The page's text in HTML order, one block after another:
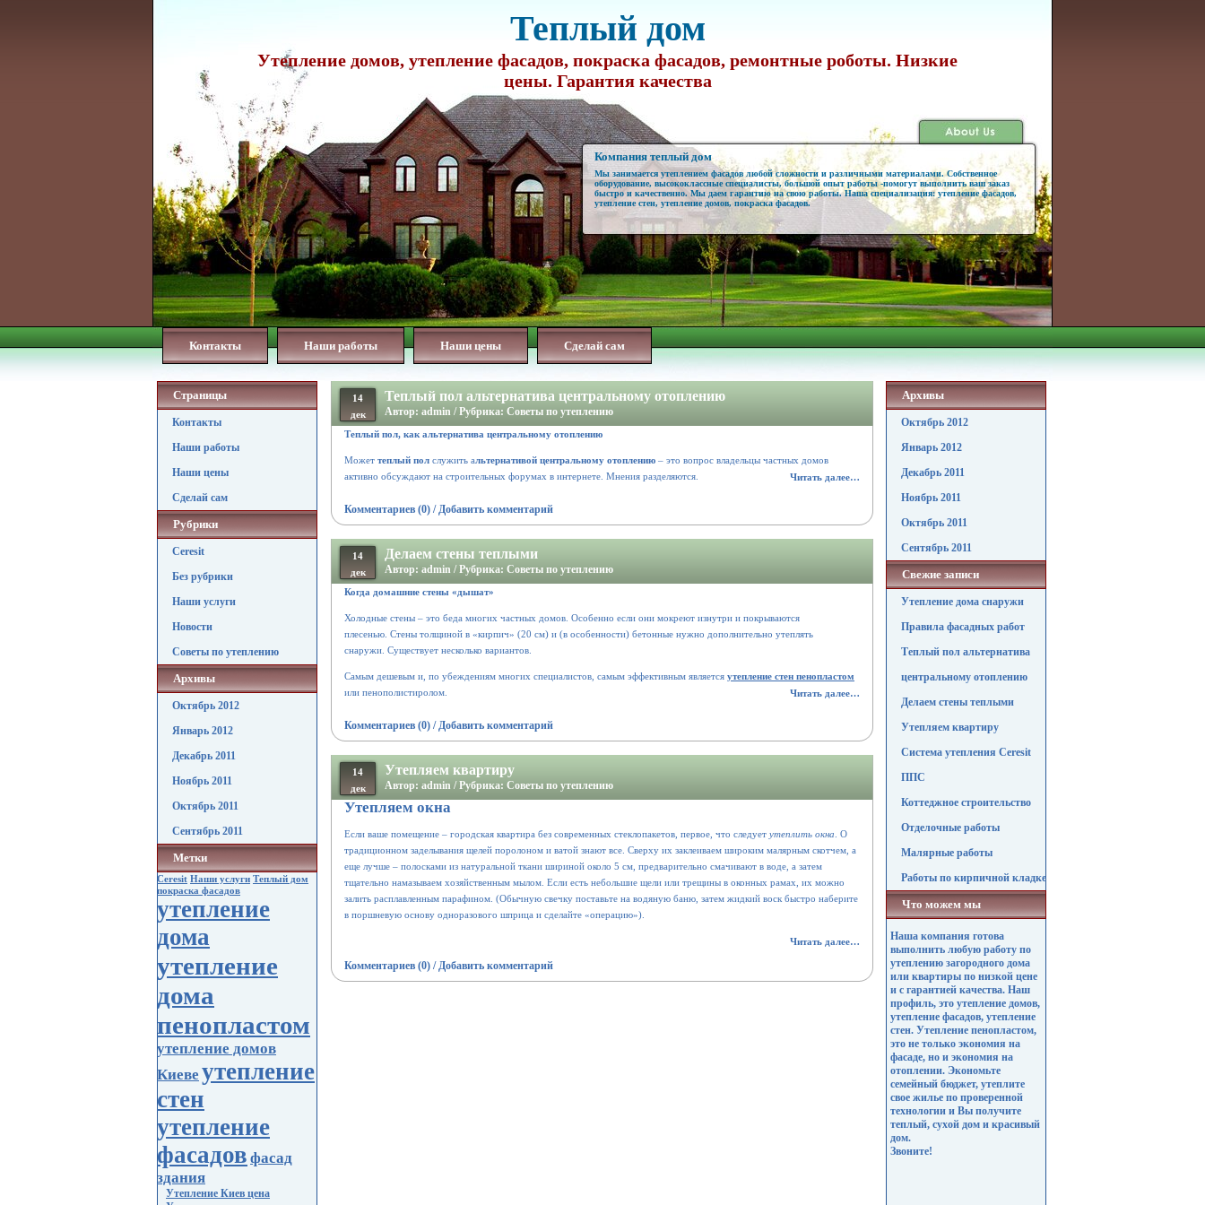
Теплый дом
Утепление домов, утепление фасадов, покраска фасадов, ремонтные роботы. Низкие
цены. Гарантия качества
Компания теплый дом
Мы занимается утеплением фасадов любой сложности и различными материалами. Собственное
оборудование, высококлассные специалисты, большой опыт работы -помогут выполнить ваш заказ
быстро и качественно. Мы даем гарантию на свою работы. Наша специализация: утепление фасадов,
утепление стен, утепление домов, покраска фасадов.
Контакты Наши работы Наши цены Сделай сам
Страницы
Контакты
Наши работы
Наши цены
Сделай сам
Рубрики
Ceresit
Без рубрики
Наши услуги
Новости
Советы по утеплению
Архивы
Октябрь 2012
Январь 2012
Декабрь 2011
Ноябрь 2011
Октябрь 2011
Сентябрь 2011
Метки
Ceresit Наши услуги Теплый дом
покраска фасадов
утепление
дома
утепление
дома
пенопластом
утепление домов
Киеве утепление
стен
утепление
фасадов фасад
здания
Утепление Киев цена
14
дек
Теплый пол альтернатива центральному отоплению
Автор: admin / Рубрика: Советы по утеплению
Теплый пол, как альтернатива центральному отоплению
Может теплый пол служить альтернативой центральному отоплению – это вопрос владельцы частных домов
активно обсуждают на строительных форумах в интернете. Мнения разделяются.
Читать далее…
Комментариев (0) /Добавить комментарий
14
дек
Делаем стены теплыми
Автор: admin / Рубрика: Советы по утеплению
Когда домашние стены «дышат»
Холодные стены – это беда многих частных домов. Особенно если они мокреют изнутри и покрываются
плесенью. Стены толщиной в «кирпич» (20 см) и (в особенности) бетонные нужно дополнительно утеплять
снаружи. Существует несколько вариантов.
Самым дешевым и, по убеждениям многих специалистов, самым эффективным является утепление стен пенопластом
или пенополистиролом.
Читать далее…
Комментариев (0) /Добавить комментарий
14
дек
Утепляем квартиру
Автор: admin / Рубрика: Советы по утеплению
Утепляем окна
Если ваше помещение – городская квартира без современных стеклопакетов, первое, что следует утеплить окна О
традиционном заделывания щелей поролоном и ватой знают все. Сверху их заклеиваем широким малярным скотчем, а
еще лучше – полосками из натуральной ткани шириной около 5 см, предварительно смачивают в воде, а затем
тщательно намазываем хозяйственным мылом. Если есть небольшие щели или трещины в оконных рамах, их можно
залить расплавленным парафином. (Обычную свечку поставьте на водяную баню, затем жидкий воск быстро наберите
в поршневую основу одноразового шприца и сделайте «операцию»).
Читать далее…
Комментариев (0) /Добавить комментарий
Архивы
Октябрь 2012
Январь 2012
Декабрь 2011
Ноябрь 2011
Октябрь 2011
Сентябрь 2011
Свежие записи
Утепление дома снаружи
Правила фасадных работ
Теплый пол альтернатива
центральному отоплению
Делаем стены теплыми
Утепляем квартиру
Система утепления Ceresit
ППС
Коттеджное строительство
Отделочные работы
Малярные работы
Работы по кирпичной кладке
Что можем мы
Наша компания готова
выполнить любую работу по
утеплению загородного дома
или квартиры по низкой цене
и с гарантией качества. Наш
профиль, это утепление домов,
утепление фасадов, утепление
стен. Утепление пенопластом,
это не только экономия на
фасаде, но и экономия на
отоплении. Экономьте
семейный бюджет, утеплите
свое жилье по проверенной
технологии и Вы получите
теплый, сухой дом и красивый
дом.
Звоните!